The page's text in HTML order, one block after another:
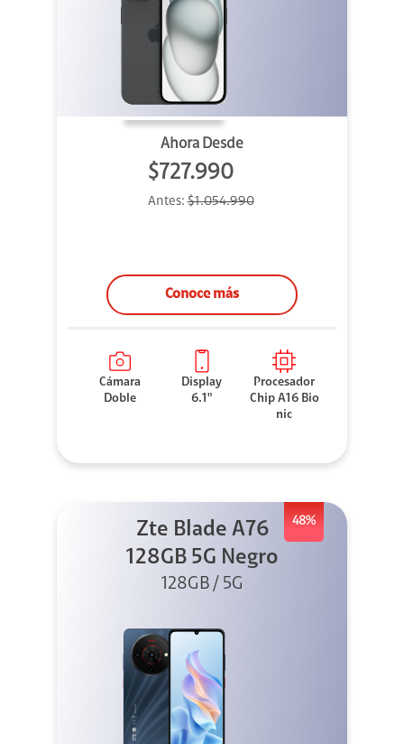
Ahora Desde
$727.990
Antes:$1.054.990
Conoce más
Cámara
Doble
Display
6.1"
Procesador
Chip A16 Bio
nic
48%
Zte Blade A76
128GB 5G Negro
128GB / 5G